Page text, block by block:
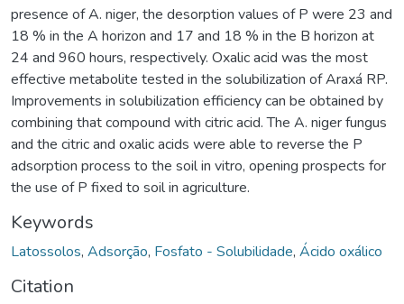
presence of A. niger, the desorption values of P were 23 and
18 % in the A horizon and 17 and 18 % in the B horizon at
24 and 960 hours, respectively. Oxalic acid was the most
effective metabolite tested in the solubilization of Araxá RP.
Improvements in solubilization efficiency can be obtained by
combining that compound with citric acid. The A. niger fungus
and the citric and oxalic acids were able to reverse the P
adsorption process to the soil in vitro, opening prospects for
the use of P fixed to soil in agriculture.
Keywords
Latossolos, Adsorção, Fosfato - Solubilidade, Ácido oxálico
Citation